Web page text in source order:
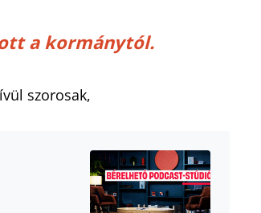
a kormánytól.
szorosak,